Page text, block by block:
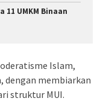
11 UMKM Binaan
Islam,
dengan membiarkan
struktur MUI.